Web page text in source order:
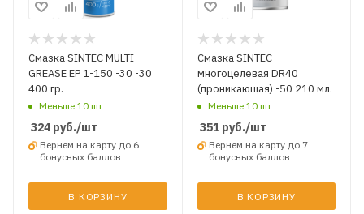
Смазка SINTEC MULTI
GREASE EP 1-150 -30 -30
400 гр.
Меньше 10 шт
324 руб./шт
Вернем на карту до 6
бонусных баллов
В КОРЗИНУ
Смазка SINTEC
многоцелевая DR40
(проникающая) -50 210 мл.
Меньше 10 шт
351руб./шт
Вернем на карту до 7
бонусных баллов
В КОРЗИНУ